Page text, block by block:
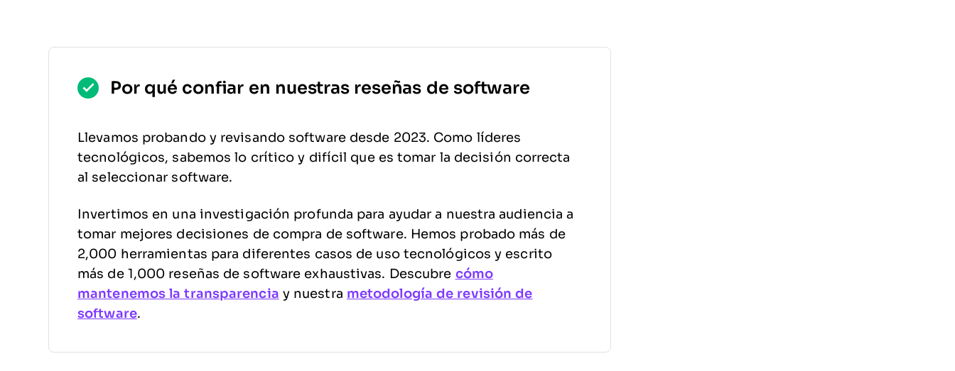
Por qué confiar en nuestras reseñas de software
Llevamos probando y revisando software desde 2023. Como líderes
tecnológicos, sabemos lo crítico y difícil que es tomar la decisión correcta
al seleccionar software.
Invertimos en una investigación profunda para ayudar a nuestra audiencia a
tomar mejores decisiones de compra de software. Hemos probado más de
2,000 herramientas para diferentes casos de uso tecnológicos y escrito
más de 1,000 reseñas de software exhaustivas. Descubre cómo
mantenemos la transparencia y nuestra metodología de revisión de
software.